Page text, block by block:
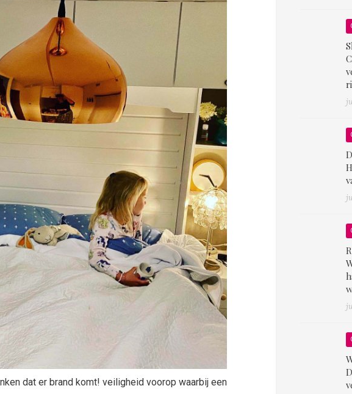
dat er brand komt! veiligheid voorop waarbij een